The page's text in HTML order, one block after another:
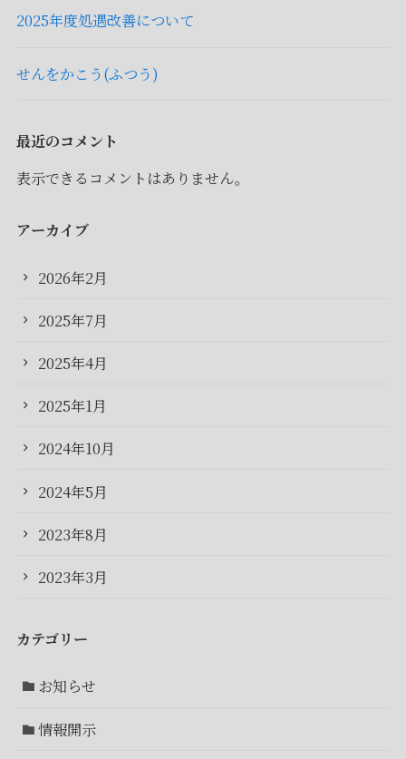
2025年度処遇改善について
せんをかこう(ふつう)
最近のコメント
表示できるコメントはありません。
アーカイブ
2026年2月
2025年7月
2025年4月
2025年1月
2024年10月
2024年5月
2023年8月
2023年3月
カテゴリー
お知らせ
情報開示